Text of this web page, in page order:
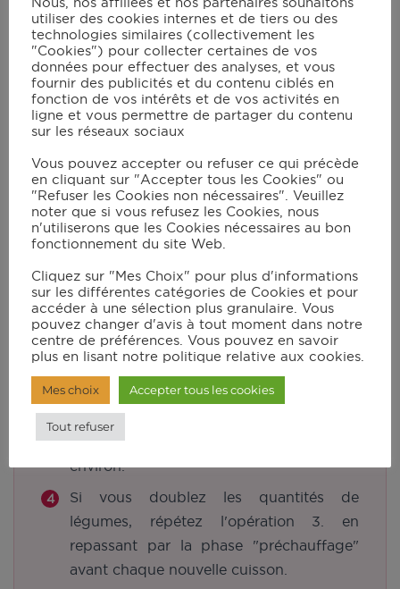
Instructions
Taillez la courgette et l'aubergine en fines
rondelles d'épaisseur égale = environ 1
cm.
Hachez les gousses d'ail et le basilic, puis
mélangez avec l'huile d'olive.
Badigeonnez les rondelles de légumes
avec cette sauce et ajoutez une pincée
Sélectionnez le programme "MANUEL" à
230°C et appuyez sur OK. Une fois que
le voyant de préchauffage cesse de
mettez les rondelles de courgettes et
d'aubergines côte à côte et fermez le
grill. Laissez cuire pendant 5 min
environ.
Si vous doublez les quantités de
légumes, répétez l'opération 3. en
repassant par la phase "préchauffage"
avant chaque nouvelle cuisson.
utiliser des cookies internes et de tiers ou des
technologies similaires (collectivement les
"Cookies") pour collecter certaines de vos
données pour effectuer des analyses, et vous
fournir des publicités et du contenu ciblés en
fonction de vos intérêts et de vos activités en
ligne et vous permettre de partager du contenu
sur les réseaux sociaux
Vous pouvez accepter ou refuser ce qui précède
en cliquant sur "Accepter tous les Cookies" ou
"Refuser les Cookies non nécessaires". Veuillez
noter que si vous refusez les Cookies, nous
n'utiliserons que les Cookies nécessaires au bon
fonctionnement du site Web.
Cliquez sur "Mes Choix" pour plus d'informations
sur les différentes catégories de Cookies et pour
accéder à une sélection plus granulaire. Vous
pouvez changer d'avis à tout moment dans notre
centre de préférences. Vous pouvez en savoir
plus en lisant notre politique relative aux cookies.
Mes choix Accepter tous les cookies
Tout refuser